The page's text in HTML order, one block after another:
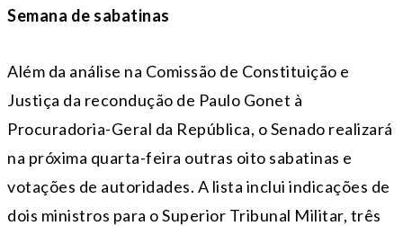
Semana de sabatinas
Além da análise na Comissão de Constituição e
Justiça da recondução de Paulo Gonet à
Procuradoria-Geral da República, o Senado realizará
na próxima quarta-feira outras oito sabatinas e
votações de autoridades. A lista inclui indicações de
dois ministros para o Superior Tribunal Militar, três